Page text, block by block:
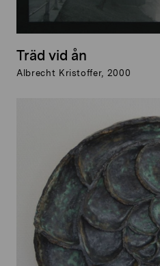
Träd vid ån
Albrecht Kristoffer, 2000